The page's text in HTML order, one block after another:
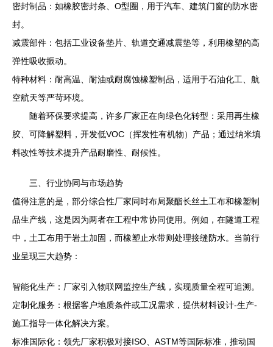
密封制品：如橡胶密封条、O型圈，用于汽车、建筑门窗的防水密
封。
减震部件：包括工业设备垫片、轨道交通减震垫等，利用橡塑的高
弹性吸收振动。
特种材料：耐高温、耐油或耐腐蚀橡塑制品，适用于石油化工、航
空航天等严苛环境。
随着环保要求提高，许多厂家正在向绿色化转型：采用再生橡
胶、可降解塑料，开发低VOC（挥发性有机物）产品；通过纳米填
料改性等技术提升产品耐磨性、耐候性。
三、行业协同与市场趋势
值得注意的是，部分综合性厂家同时布局聚酯长丝土工布和橡塑制
品生产线，这是因为两者在工程中常协同使用。例如，在隧道工程
中，土工布用于岩土加固，而橡塑止水带则处理接缝防水。当前行
业呈现三大趋势：
智能化生产：厂家引入物联网监控生产线，实现质量全程可追溯。
定制化服务：根据客户地质条件或工况需求，提供材料设计-生产-
施工指导一体化解决方案。
标准国际化：领先厂家积极对接ISO、ASTM等国际标准，推动国